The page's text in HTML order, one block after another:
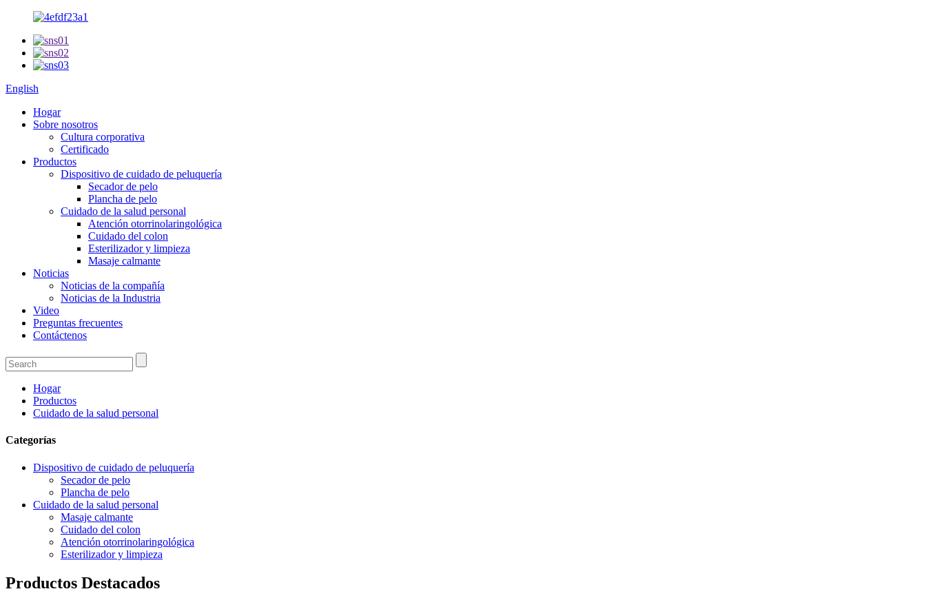
English
Hogar
Sobre nosotros
Cultura corporativa
Certificado
Productos
Dispositivo de cuidado de peluquería
Secador de pelo
Plancha de pelo
Cuidado de la salud personal
Atención otorrinolaringológica
Cuidado del colon
Esterilizador y limpieza
Masaje calmante
Noticias
Noticias de la compañía
Noticias de la Industria
Video
Preguntas frecuentes
Contáctenos
Hogar
Productos
Cuidado de la salud personal
Categorías
Dispositivo de cuidado de peluquería
Secador de pelo
Plancha de pelo
Cuidado de la salud personal
Masaje calmante
Cuidado del colon
Atención otorrinolaringológica
Esterilizador y limpieza
Productos Destacados